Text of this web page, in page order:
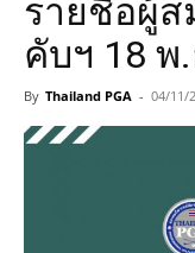
รายชื่อผู้
คับฯ 18 พ
By Thailand PGA - 04/11/